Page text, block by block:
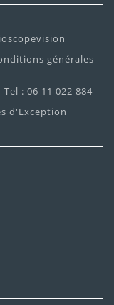
générales
: 06 11 022 884
d'Exception